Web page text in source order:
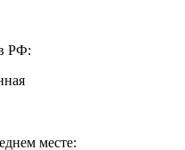
РФ:
месте: